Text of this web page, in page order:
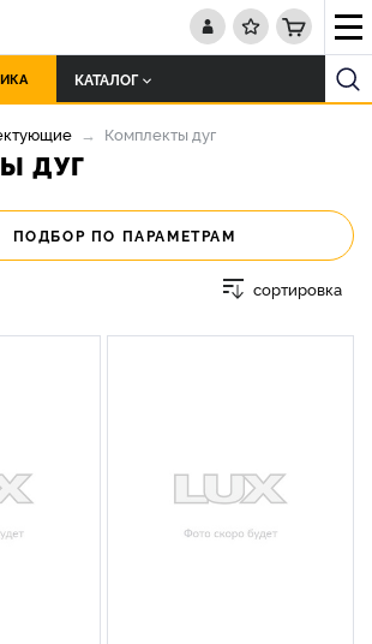
КАТАЛОГ
Комплекты дуг
ДУГ
ПОДБОР ПО ПАРАМЕТРАМ
сортировка